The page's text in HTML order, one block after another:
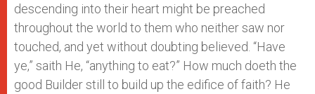
descending into their heart might be preached
throughout the world to them who neither saw nor
touched, and yet without doubting believed. “Have
ye,” saith He, “anything to eat?” How much doeth the
good Builder still to build up the edifice of faith? He